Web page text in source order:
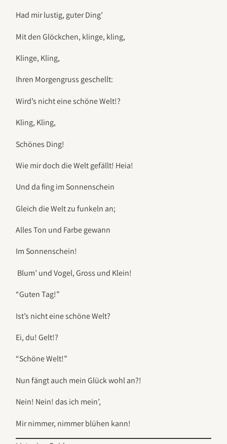
Had mir lustig, guter Ding’
Mit den Glöckchen, klinge, kling,
Klinge, Kling,
Ihren Morgengruss geschellt:
Wird’s nicht eine schöne Welt!?
Kling, Kling,
Schönes Ding!
Wie mir doch die Welt gefällt! Heia!
Und da fing im Sonnenschein
Gleich die Welt zu funkeln an;
Alles Ton und Farbe gewann
Im Sonnenschein!
Blum’ und Vogel, Gross und Klein!
“Guten Tag!”
Ist’s nicht eine schöne Welt?
Ei, du! Gelt!?
“Schöne Welt!”
Nun fängt auch mein Glück wohl an?!
Nein! Nein! das ich mein’,
Mir nimmer, nimmer blühen kann!